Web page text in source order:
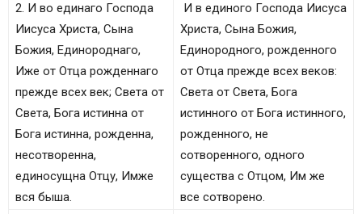
2. И во единаго Господа
Иисуса Христа, Сына
Божия, Единороднаго,
Иже от Отца рожденнаго
прежде всех век; Света от
Света, Бога истинна от
Бога истинна, рожденна,
несотворенна,
единосущна Отцу, Имже
вся быша.
И в единого Господа Иисуса
Христа, Сына Божия,
Единородного, рожденного
от Отца прежде всех веков:
Света от Света, Бога
истинного от Бога истинного,
рожденного, не
сотворенного, одного
существа с Отцом, Им же
все сотворено.